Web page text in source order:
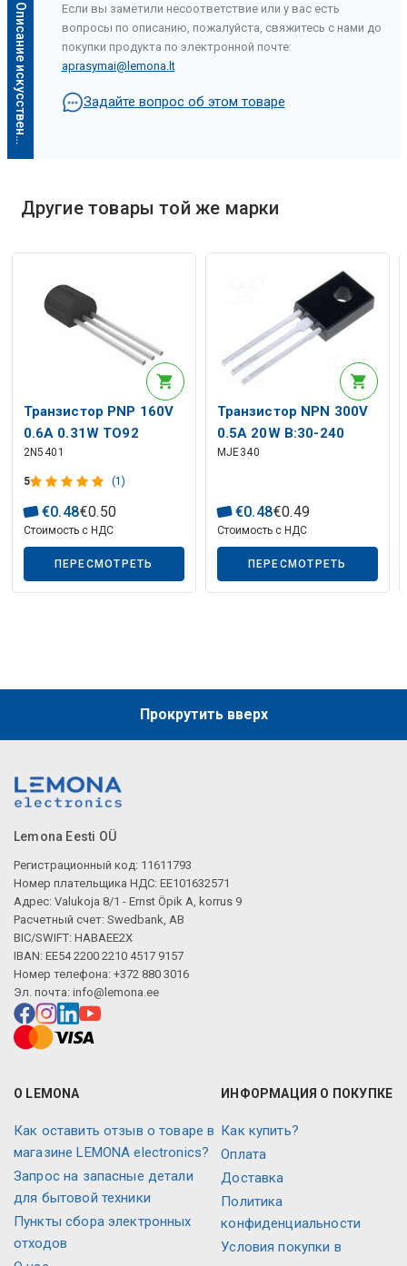
О
п
и
с
а
н
и
е
и
с
к
у
с
с
т
в
е
н
н
о
г
о
и
н
т
е
л
л
е
к
т
а
Описание искусственного интеллекта
Описание искусственного интеллекта
Если вы заметили несоответствие или у вас есть
вопросы по описанию, пожалуйста, свяжитесь с нами до
покупки продукта по электронной почте:
aprasymai@lemona.lt
Задайте вопрос об этом товаре
Другие товары той же марки
Транзистор PNP 160V
0.6A 0.31W TO92
2N5401
5 (1)
€0.48€0.50
Стоимость с НДС
ПЕРЕСМОТРЕТЬ
Транзистор NPN 300V
0.5A 20W B:30-240
TO126
MJE340
€0.48€0.49
Стоимость с НДС
ПЕРЕСМОТРЕТЬ
Прокрутить вверх
Lemona Eesti OÜ
Регистрационный код: 11611793
Номер плательщика НДС: EE101632571
Адрес: Valukoja 8/1 - Ernst Öpik A, korrus 9
Расчетный счет: Swedbank, AB
BIC/SWIFT: HABAEE2X
IBAN: EE54 2200 2210 4517 9157
Номер телефона: +372 880 3016
Эл. почта: info@lemona.ee
О LEMONA
Как оставить отзыв о товаре в
магазине LEMONA electronics?
Запрос на запасные детали
для бытовой техники
Пункты сбора электронных
отходов
ИНФОРМАЦИЯ О ПОКУПКЕ
Как купить?
Оплата
Доставка
Политика
конфиденциальности
Условия покупки в